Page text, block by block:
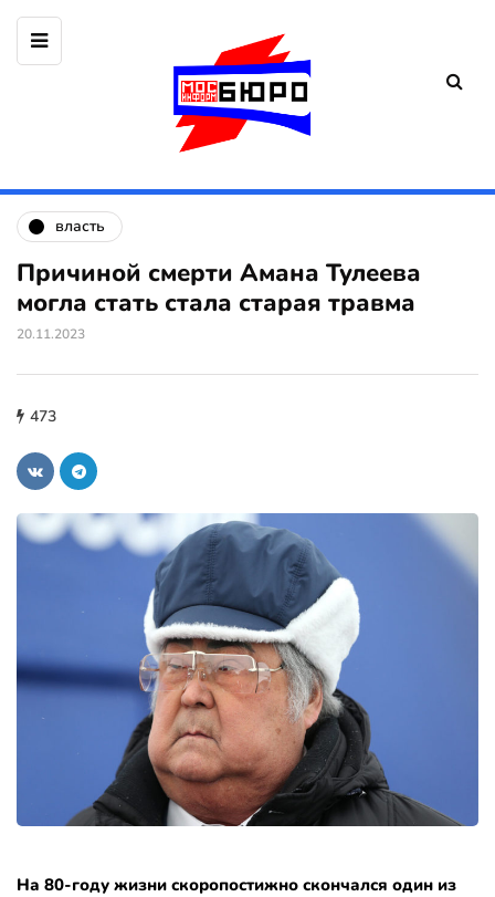
власть
Причиной смерти Амана Тулеева
могла стать стала старая травма
20.11.2023
473
На 80-году жизни скоропостижно скончался один из